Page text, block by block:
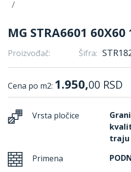
MG STRA6601 60X60
Proizvođač: Šifra:
Cena po m2: 1.950,00 RSD
Vrsta pločice
traju
Primena